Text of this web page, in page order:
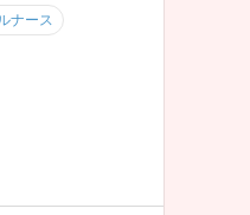
ナース